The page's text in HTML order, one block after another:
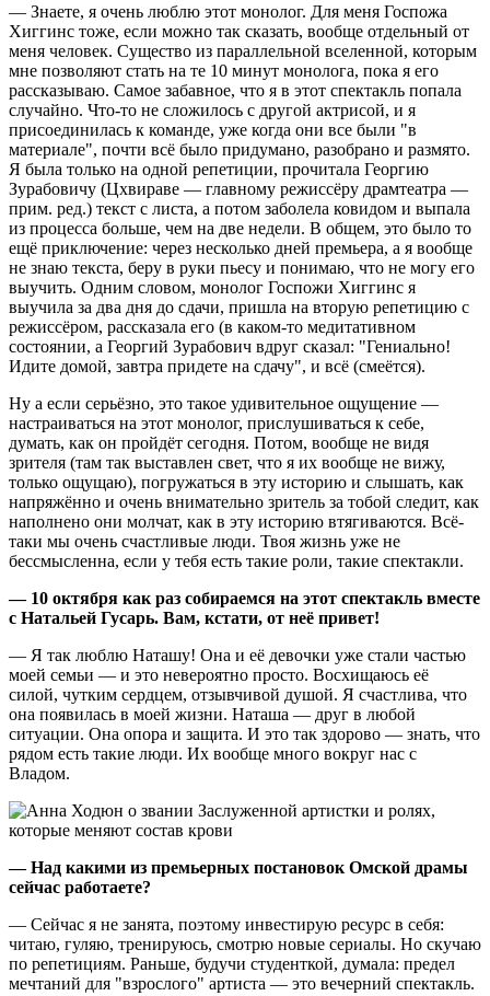
— Знаете, я очень люблю этот монолог. Для меня Госпожа
Хиггинс тоже, если можно так сказать, вообще отдельный от
меня человек. Существо из параллельной вселенной, которым
мне позволяют стать на те 10 минут монолога, пока я его
рассказываю. Самое забавное, что я в этот спектакль попала
случайно. Что-то не сложилось с другой актрисой, и я
присоединилась к команде, уже когда они все были "в
материале", почти всё было придумано, разобрано и размято.
Я была только на одной репетиции, прочитала Георгию
Зурабовичу (Цхвираве — главному режиссёру драмтеатра —
прим. ред.) текст с листа, а потом заболела ковидом и выпала
из процесса больше, чем на две недели. В общем, это было то
ещё приключение: через несколько дней премьера, а я вообще
не знаю текста, беру в руки пьесу и понимаю, что не могу его
выучить. Одним словом, монолог Госпожи Хиггинс я
выучила за два дня до сдачи, пришла на вторую репетицию с
режиссёром, рассказала его (в каком-то медитативном
состоянии, а Георгий Зурабович вдруг сказал: "Гениально!
Идите домой, завтра придете на сдачу", и всё (смеётся).
Ну а если серьёзно, это такое удивительное ощущение —
настраиваться на этот монолог, прислушиваться к себе,
думать, как он пройдёт сегодня. Потом, вообще не видя
зрителя (там так выставлен свет, что я их вообще не вижу,
только ощущаю), погружаться в эту историю и слышать, как
напряжённо и очень внимательно зритель за тобой следит, как
наполнено они молчат, как в эту историю втягиваются. Всё-
таки мы очень счастливые люди. Твоя жизнь уже не
бессмысленна, если у тебя есть такие роли, такие спектакли.
— 10 октября как раз собираемся на этот спектакль вместе
с Натальей Гусарь. Вам, кстати, от неё привет!
— Я так люблю Наташу! Она и её девочки уже стали частью
моей семьи — и это невероятно просто. Восхищаюсь её
силой, чутким сердцем, отзывчивой душой. Я счастлива, что
она появилась в моей жизни. Наташа — друг в любой
ситуации. Она опора и защита. И это так здорово — знать, что
рядом есть такие люди. Их вообще много вокруг нас с
Владом.
— Над какими из премьерных постановок Омской драмы
сейчас работаете?
— Сейчас я не занята, поэтому инвестирую ресурс в себя:
читаю, гуляю, тренируюсь, смотрю новые сериалы. Но скучаю
по репетициям. Раньше, будучи студенткой, думала: предел
мечтаний для "взрослого" артиста — это вечерний спектакль.